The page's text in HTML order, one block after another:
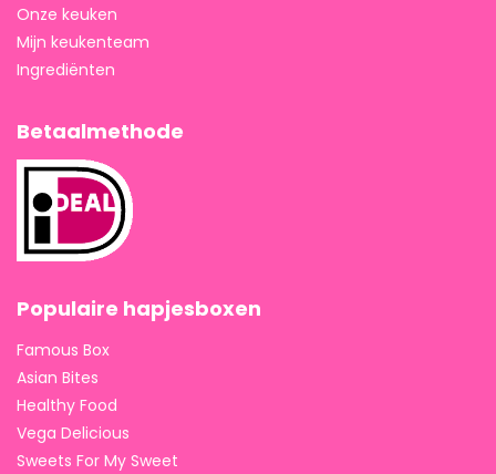
Onze keuken
Mijn keukenteam
Ingrediënten
Betaalmethode
Populaire hapjesboxen
Famous Box
Asian Bites
Healthy Food
Vega Delicious
Sweets For My Sweet